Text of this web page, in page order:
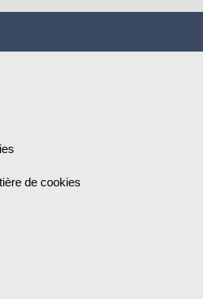
de cookies